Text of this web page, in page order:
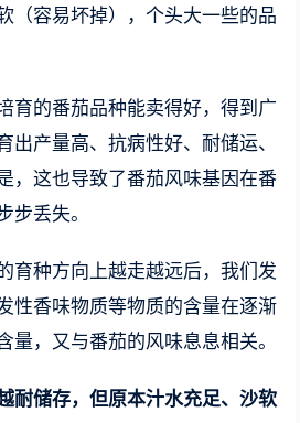
（容易坏掉），个头大一些的品
育的番茄品种能卖得好，得到广
出产量高、抗病性好、耐储运、
，这也导致了番茄风味基因在番
步丢失。
育种方向上越走越远后，我们发
性香味物质等物质的含量在逐渐
量，又与番茄的风味息息相关。
耐储存，但原本汁水充足、沙软